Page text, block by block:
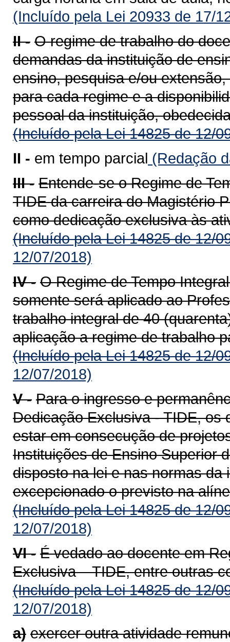
(Incluído pela Lei 20933 de 17/
II - O regime de trabalho do
demandas da instituição de
ensino, pesquisa e/ou
para cada regime e a
pessoal da instituição,
(Incluído pela Lei 14825 de 12/
II - em tempo parcial (Redação
III - Entende-se o Regime de
TIDE da carreira do Magistério
como dedicação exclusiva às
(Incluído pela Lei 14825 de 12/
12/07/2018)
IV - O Regime de Tempo
somente será aplicado ao
trabalho integral de 40
aplicação a regime de trabalho
(Incluído pela Lei 14825 de 12/
12/07/2018)
V - Para o ingresso e
Dedicação Exclusiva - TIDE, os
estar em consecução de
Instituições de Ensino Superior
disposto na lei e nas normas da
excepcionado o previsto na
(Incluído pela Lei 14825 de 12/
12/07/2018)
VI - É vedado ao docente em
Exclusiva – TIDE, entre outras
(Incluído pela Lei 14825 de 12/
12/07/2018)
a) exercer outra atividade